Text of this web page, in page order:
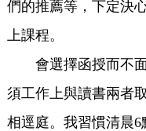
們的推薦等，下定決
上課程。
會選擇函授而不面
須工作上與讀書兩者
相逕庭。我習慣清晨